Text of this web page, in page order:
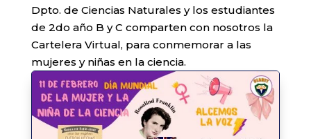
Dpto. de Ciencias Naturales y los estudiantes
de 2do año B y C comparten con nosotros la
Cartelera Virtual, para conmemorar a las
mujeres y niñas en la ciencia.